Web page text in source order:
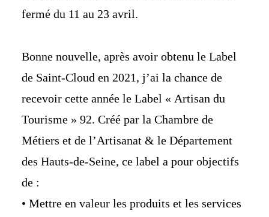
fermé du 11 au 23 avril.
Bonne nouvelle, après avoir obtenu le Label
de Saint-Cloud en 2021, j’ai la chance de
recevoir cette année le Label « Artisan du
Tourisme » 92. Créé par la Chambre de
Métiers et de l’Artisanat & le Département
des Hauts-de-Seine, ce label a pour objectifs
de :
• Mettre en valeur les produits et les services